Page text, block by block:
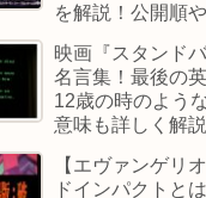
を解説！公開順
映画『スタンドバ
名言集！最後の
12歳の時のよ
意味も詳しく解説
【エヴァンゲリ
ドインパクトと